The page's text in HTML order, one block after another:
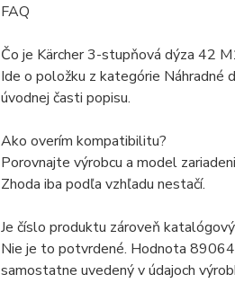
FAQ
Čo je Kärcher 3-stupňová dýza 42
Ide o položku z kategórie Náhradné
úvodnej časti popisu.
Ako overím kompatibilitu?
Porovnajte výrobcu a model
Zhoda iba podľa vzhľadu nestačí.
Je číslo produktu zároveň
Nie je to potvrdené. Hodnota
samostatne uvedený v údajoch